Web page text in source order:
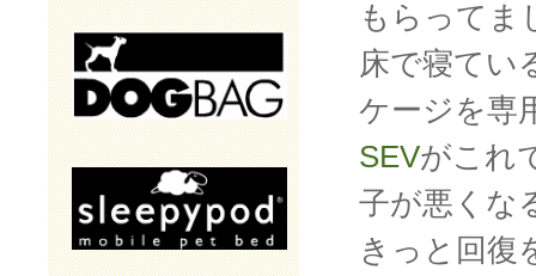
もらってま
床で寝てい
ケージを専
SEVがこれ
子が悪くな
きっと回復